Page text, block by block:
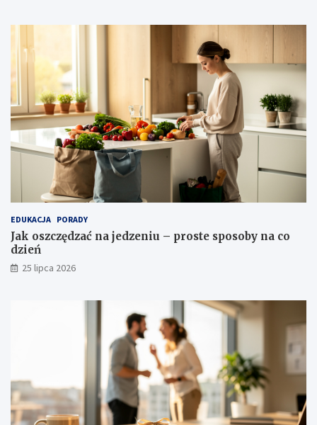
EDUKACJA PORADY
Jak oszczędzać na jedzeniu – proste sposoby na co
dzień
25 lipca 2026